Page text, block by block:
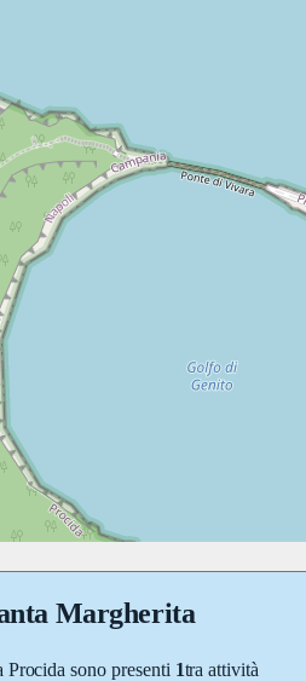
Margherita
Procida sono presenti 1tra attività